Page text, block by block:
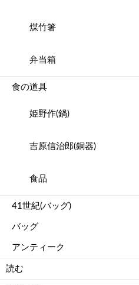
煤竹箸
弁当箱
食の道具
姫野作(鍋)
吉原信治郎(銅器)
食品
41世紀(バッグ)
バッグ
アンティーク
読む